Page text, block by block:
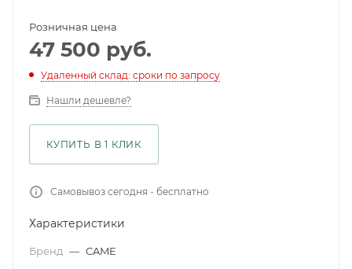
Розничная цена
47 500 руб.
Удаленный склад: сроки по запросу
Нашли дешевле?
КУПИТЬ В 1 КЛИК
Самовывоз сегодня - бесплатно
Характеристики
Бренд — CAME